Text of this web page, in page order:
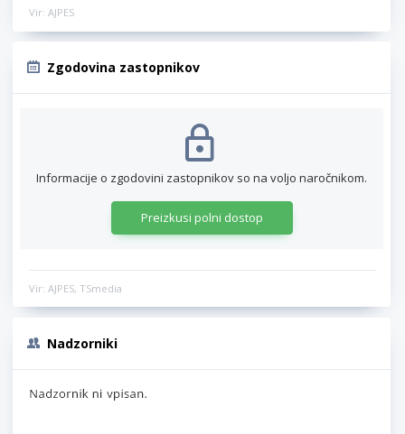
Vir: AJPES
Zgodovina zastopnikov
Informacije o zgodovini zastopnikov so na voljo naročnikom.
Preizkusi polni dostop
Vir: AJPES, TSmedia
Nadzorniki